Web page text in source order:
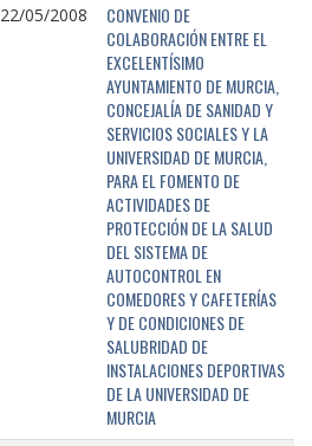
22/05/2008
CONVENIO DE
COLABORACIÓN ENTRE EL
EXCELENTÍSIMO
AYUNTAMIENTO DE MURCIA,
CONCEJALÍA DE SANIDAD Y
SERVICIOS SOCIALES Y LA
UNIVERSIDAD DE MURCIA,
PARA EL FOMENTO DE
ACTIVIDADES DE
PROTECCIÓN DE LA SALUD
DEL SISTEMA DE
AUTOCONTROL EN
COMEDORES Y CAFETERÍAS
Y DE CONDICIONES DE
SALUBRIDAD DE
INSTALACIONES DEPORTIVAS
DE LA UNIVERSIDAD DE
MURCIA